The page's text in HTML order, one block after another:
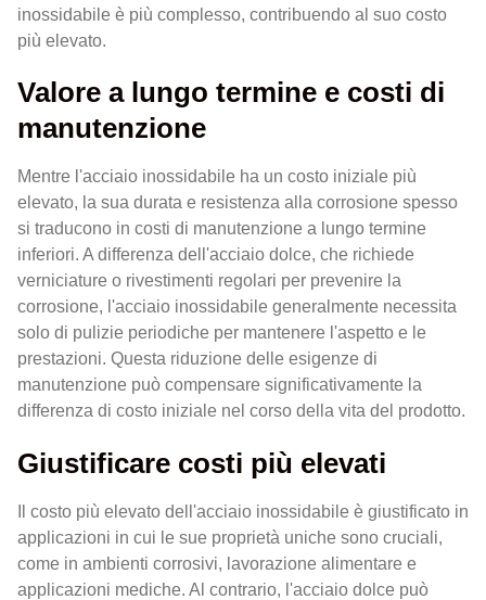
inossidabile è più complesso, contribuendo al suo costo
più elevato.
Valore a lungo termine e costi di
manutenzione
Mentre l'acciaio inossidabile ha un costo iniziale più
elevato, la sua durata e resistenza alla corrosione spesso
si traducono in costi di manutenzione a lungo termine
inferiori. A differenza dell'acciaio dolce, che richiede
verniciature o rivestimenti regolari per prevenire la
corrosione, l'acciaio inossidabile generalmente necessita
solo di pulizie periodiche per mantenere l'aspetto e le
prestazioni. Questa riduzione delle esigenze di
manutenzione può compensare significativamente la
differenza di costo iniziale nel corso della vita del prodotto.
Giustificare costi più elevati
Il costo più elevato dell'acciaio inossidabile è giustificato in
applicazioni in cui le sue proprietà uniche sono cruciali,
come in ambienti corrosivi, lavorazione alimentare e
applicazioni mediche. Al contrario, l'acciaio dolce può